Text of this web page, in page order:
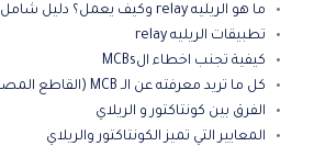
ما هو الريليه relay وكيف يعمل؟ دليل شامل للمبتدئين 2026
تطبيقات الريليه relay
كيفية تجنب اخطاء الMCBs
كل ما تريد معرفته عن الـ MCB (القاطع المصغر): أنواعه وفائدته 2026
الفرق بين كونتاكتور و الريلاي
المعايير التي تميز الكونتاكتور والريلاي